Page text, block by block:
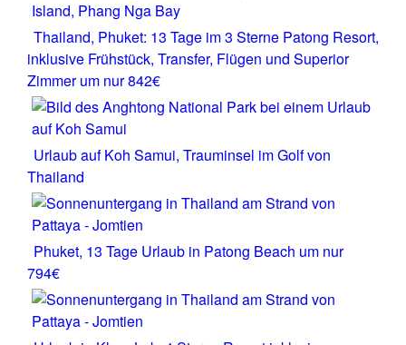
Thailand, Phuket: 13 Tage im 3 Sterne Patong Resort,
inklusive Frühstück, Transfer, Flügen und Superior
Zimmer um nur 842€
Urlaub auf Koh Samui, Trauminsel im Golf von
Thailand
Phuket, 13 Tage Urlaub in Patong Beach um nur
794€